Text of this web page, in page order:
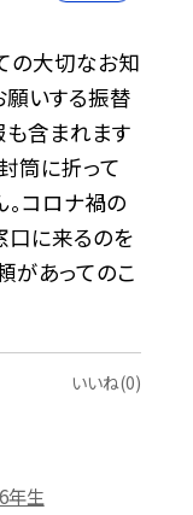
の大切なお知
願いする振替
も含まれます
筒に折って
コロナ禍の
口に来るのを
があってのこ
いいね(0)
6年生